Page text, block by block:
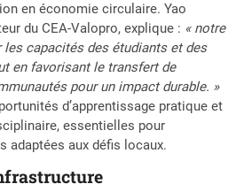
en économie circulaire. Yao
du CEA-Valopro, explique : « notre
capacités des étudiants et des
en favorisant le transfert de
pour un impact durable. »
d’apprentissage pratique et
essentielles pour
adaptées aux défis locaux.